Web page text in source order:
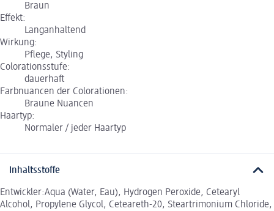
Braun
Effekt:
Langanhaltend
Wirkung:
Pflege, Styling
Colorationsstufe:
dauerhaft
Farbnuancen der Colorationen:
Braune Nuancen
Haartyp:
Normaler / jeder Haartyp
Inhaltsstoffe
Entwickler:Aqua (Water, Eau), Hydrogen Peroxide, Cetearyl
Alcohol, Propylene Glycol, Ceteareth-20, Steartrimonium Chloride,